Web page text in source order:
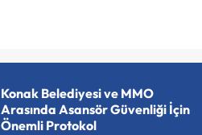
Konak Belediyesi ve MMO
Arasında Asansör Güvenliği İçin
Önemli Protokol